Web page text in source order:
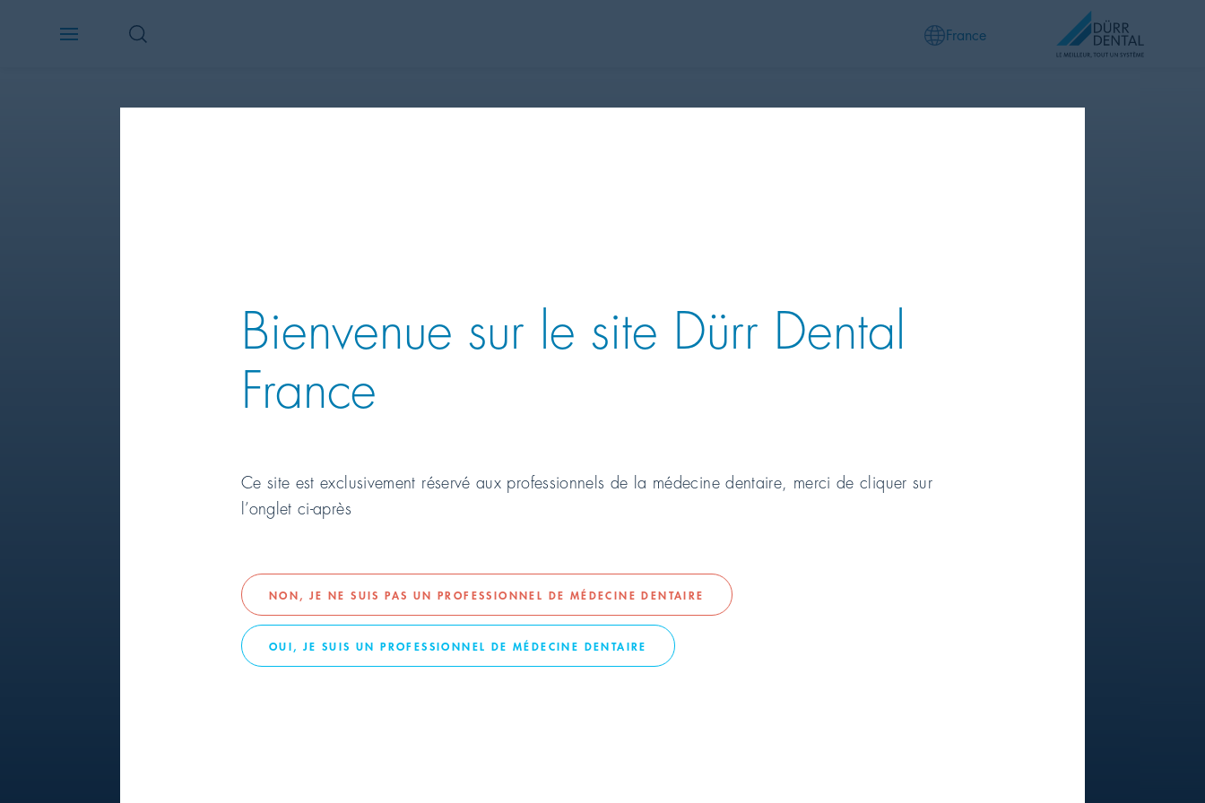
France
La passion du service – Le service
clientèle selonDÜRR DENTAL
Bienvenue sur le site Dürr Dental
France
Ce site est exclusivement réservé aux professionnels de la médecine dentaire, merci de cliquer sur
l’onglet ci-après
NON, JE NE SUIS PAS UN PROFESSIONNEL DE MÉDECINE DENTAIRE
OUI, JE SUIS UN PROFESSIONNEL DE MÉDECINE DENTAIRE